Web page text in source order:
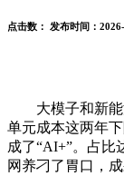
点击数： 发布时间：
大模子和新能
单元成本这两年
成了“AI+”。占比
网养刁了胃口，